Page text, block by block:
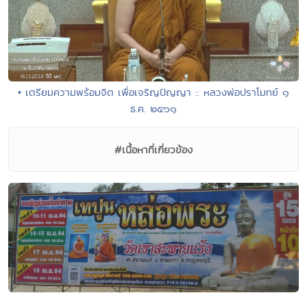
• เตรียมความพร้อมจิต เพื่อเจริญปัญญา :: หลวงพ่อปราโมทย์ ๑
ธ.ค. ๒๕๖๑
#เนื้อหาที่เกี่ยวข้อง